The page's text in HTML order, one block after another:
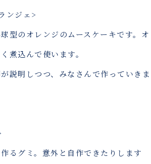
ンジェ>
型のオレンジのムースケーキです。オ
煮込んで使います。
説明しつつ、みなさんで作っていきま
るグミ。意外と自作できたりします